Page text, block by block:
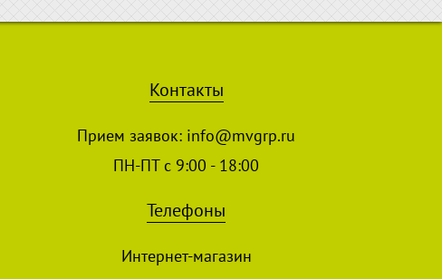
Контакты
Прием заявок: info@mvgrp.ru
ПН-ПТ с 9:00 - 18:00
Телефоны
Интернет-магазин